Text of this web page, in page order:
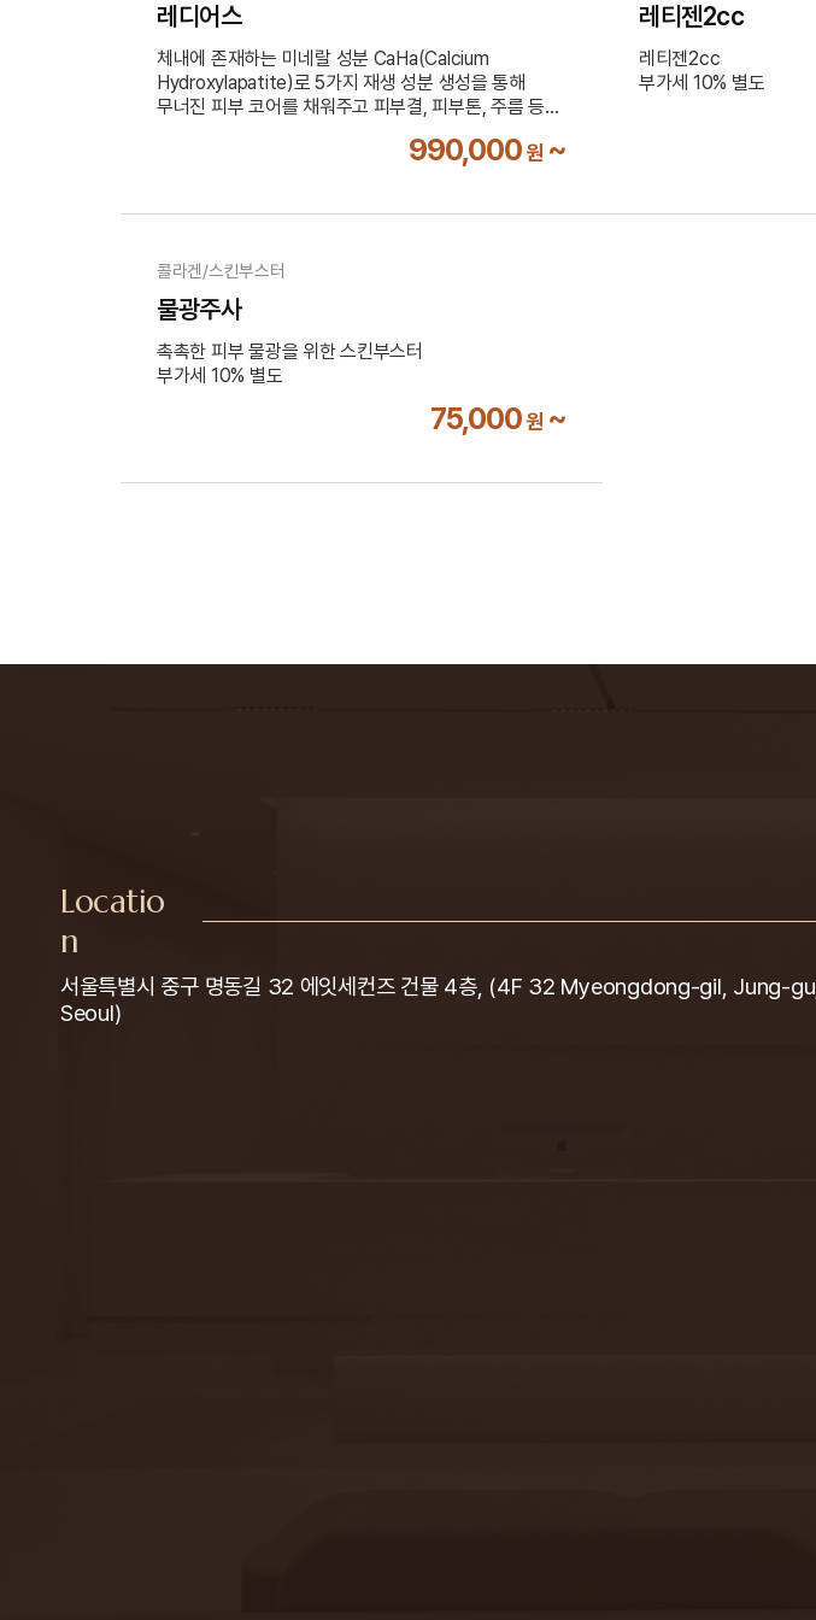
레디어스
체내에 존재하는 미네랄 성분 CaHa(Calcium
Hydroxylapatite)로 5가지 재생 성분 생성을 통해
무너진 피부 코어를 채워주고 피부결, 피부톤, 주름 등을
990,000 원 ~
레티젠2cc
레티젠2cc
부가세 10% 별도
콜라겐/스킨부스터
물광주사
촉촉한 피부 물광을 위한 스킨부스터
부가세 10% 별도
75,000 원 ~
Locatio
n
서울특별시 중구 명동길 32 에잇세컨즈 건물 4층, (4F 32 Myeongdong-gil, Jung-gu,
Seoul)